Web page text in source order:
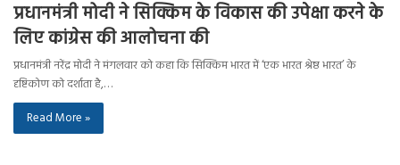
प्रधानमंत्री मोदी ने सिक्किम के विकास की उपेक्षा करने के
लिए कांग्रेस की आलोचना की
प्रधानमंत्री नरेंद्र मोदी ने मंगलवार को कहा कि सिक्किम भारत में ‘एक भारत श्रेष्ठ भारत’ के
दृष्टिकोण को दर्शाता है,…
Read More »